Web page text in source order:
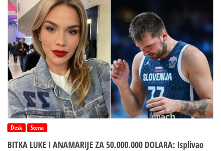
Desk Scena
BITKA LUKE I ANAMARIJE ZA 50.000.000 DOLARA: Isplivao